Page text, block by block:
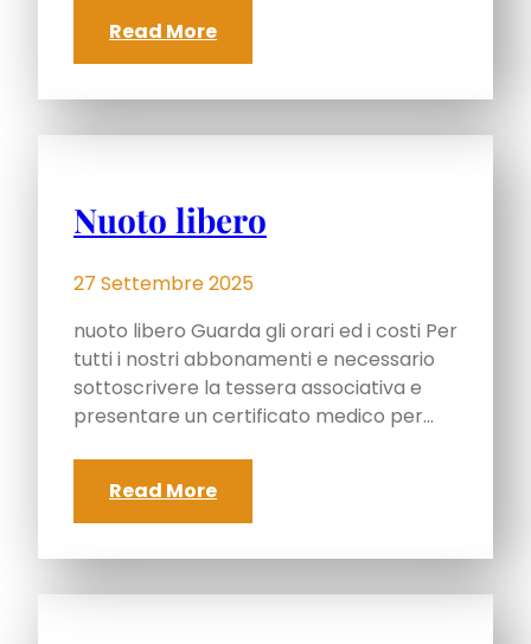
Read More
Nuoto libero
27 Settembre 2025
nuoto libero Guarda gli orari ed i costi Per
tutti i nostri abbonamenti e necessario
sottoscrivere la tessera associativa e
presentare un certificato medico per…
Read More